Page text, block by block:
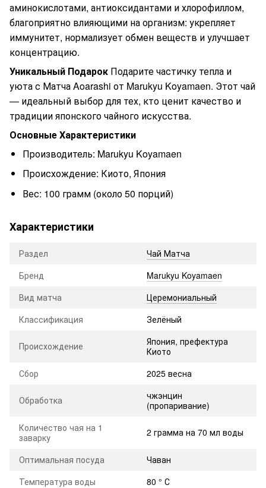
аминокислотами, антиоксидантами и хлорофиллом,
благоприятно влияющими на организм: укрепляет
иммунитет, нормализует обмен веществ и улучшает
концентрацию.
Уникальный Подарок Подарите частичку тепла и
уюта с Матча Aoarashi от Marukyu Koyamaen. Этот чай
— идеальный выбор для тех, кто ценит качество и
традиции японского чайного искусства.
Основные Характеристики
Производитель: Marukyu Koyamaen
Происхождение: Киото, Япония
Вес: 100 грамм (около 50 порций)
Характеристики
Раздел
Чай Матча
Бренд
Marukyu Koyamaen
Вид матча
Церемониальный
Классификация
Зелёный
Происхождение
Япония, префектура
Киото
Сбор
2025 весна
Обработка
чжэнцин
(пропаривание)
Количество чая на 1
заварку
2 грамма на 70 мл воды
Оптимальная посуда
Чаван
Температура воды
80 ° С